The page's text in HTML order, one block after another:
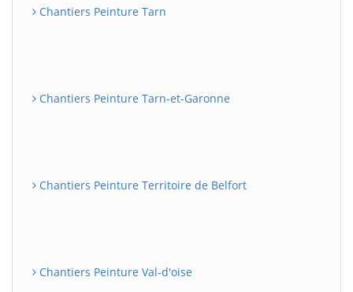
Chantiers Peinture Tarn
Chantiers Peinture Tarn-et-Garonne
Chantiers Peinture Territoire de Belfort
Chantiers Peinture Val-d'oise